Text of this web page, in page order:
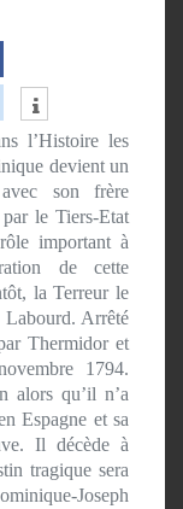
l’Histoire les
devient un
son frère
le Tiers-Etat
important à
de cette
la Terreur le
Labourd. Arrêté
Thermidor et
1794.
alors qu’il n’a
Espagne et sa
Il décède à
tragique sera
Joseph